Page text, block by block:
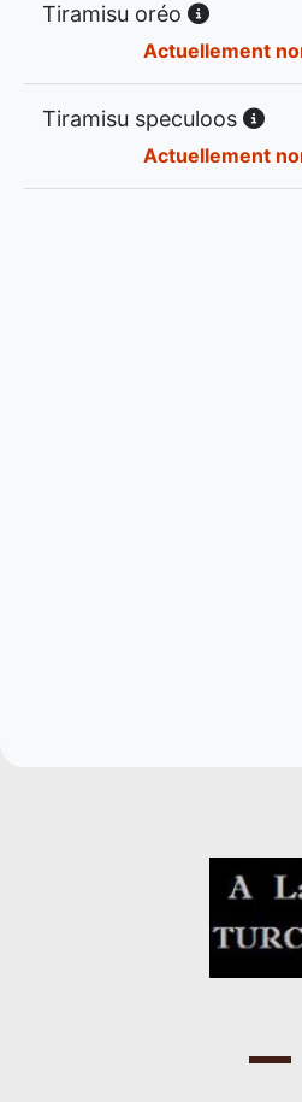
Tiramisu oréo
Actuellement
Tiramisu speculoos
Actuellement